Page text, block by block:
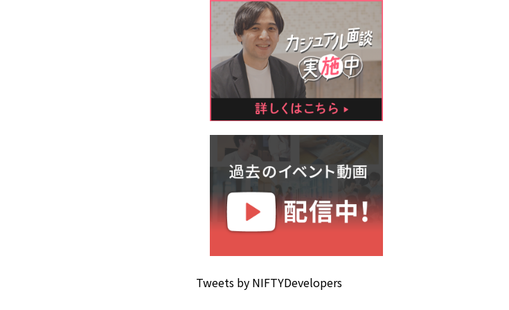
Tweets by NIFTYDevelopers